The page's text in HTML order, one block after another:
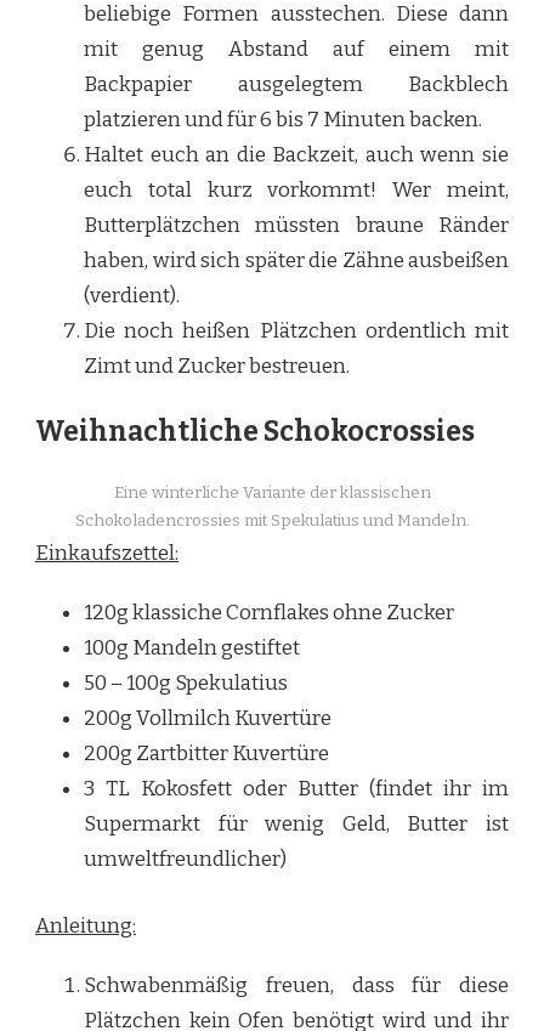
beliebige Formen ausstechen. Diese dann
mit genug Abstand auf einem mit
Backpapier ausgelegtem Backblech
platzieren und für 6 bis 7 Minuten backen.
Haltet euch an die Backzeit, auch wenn sie
euch total kurz vorkommt! Wer meint,
Butterplätzchen müssten braune Ränder
haben, wird sich später die Zähne ausbeißen
(verdient).
Die noch heißen Plätzchen ordentlich mit
Zimt und Zucker bestreuen.
Weihnachtliche Schokocrossies
Eine winterliche Variante der klassischen
Schokoladencrossies mit Spekulatius und Mandeln.
Einkaufszettel:
120g klassiche Cornflakes ohne Zucker
100g Mandeln gestiftet
50 – 100g Spekulatius
200g Vollmilch Kuvertüre
200g Zartbitter Kuvertüre
3 TL Kokosfett oder Butter (findet ihr im
Supermarkt für wenig Geld, Butter ist
umweltfreundlicher)
Anleitung:
Schwabenmäßig freuen, dass für diese
Plätzchen kein Ofen benötigt wird und ihr